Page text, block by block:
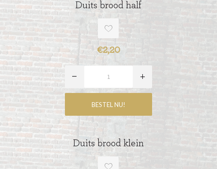
Duits brood half
€2,20
Duits brood klein